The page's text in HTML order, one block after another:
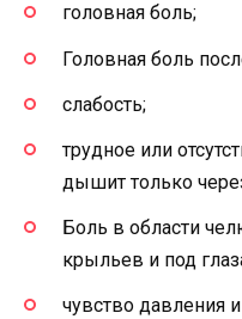
головная боль;
Головная боль
слабость;
трудное или
дышит только
Боль в области
крыльев и под
чувство давления